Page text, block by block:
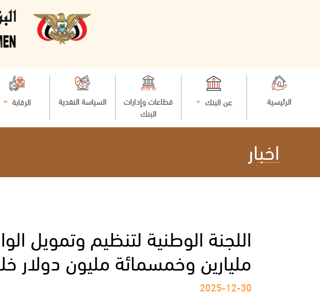
الرئيسية عن البنك
قطاعات وإدارات
البنك
السياسة النقدية الرقابة
اخبار
اللجنة الوطنية لتنظيم وتمويل
مليارين وخمسمائة مليون دولار
2025-12-30